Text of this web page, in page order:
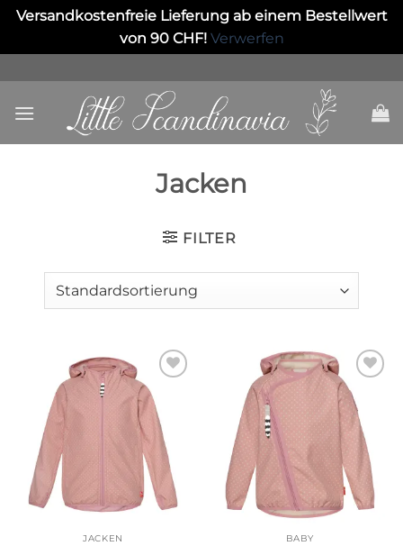
Versandkostenfreie Lieferung ab einem Bestellwert
von 90 CHF! Verwerfen
to
content
Jacken
FILTER
Auf die
Wunschliste
JACKEN
Auf die
Wunschliste
BABY